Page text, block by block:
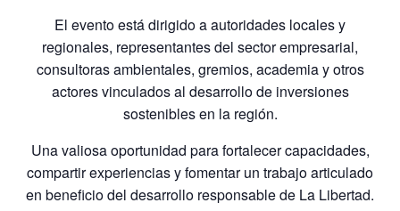
El evento está dirigido a autoridades locales y
regionales, representantes del sector empresarial,
consultoras ambientales, gremios, academia y otros
actores vinculados al desarrollo de inversiones
sostenibles en la región.
Una valiosa oportunidad para fortalecer capacidades,
compartir experiencias y fomentar un trabajo articulado
en beneficio del desarrollo responsable de La Libertad.